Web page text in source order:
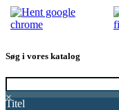
Søg i vores katalog
×
Titel